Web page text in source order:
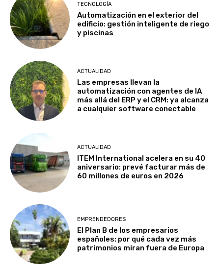
TECNOLOGÍA
Automatización en el exterior del
edificio: gestión inteligente de riego
y piscinas
ACTUALIDAD
Las empresas llevan la
automatización con agentes de IA
más allá del ERP y el CRM: ya alcanza
a cualquier software conectable
ACTUALIDAD
ITEM International acelera en su 40
aniversario: prevé facturar más de
60 millones de euros en 2026
EMPRENDEDORES
El Plan B de los empresarios
españoles: por qué cada vez más
patrimonios miran fuera de Europa